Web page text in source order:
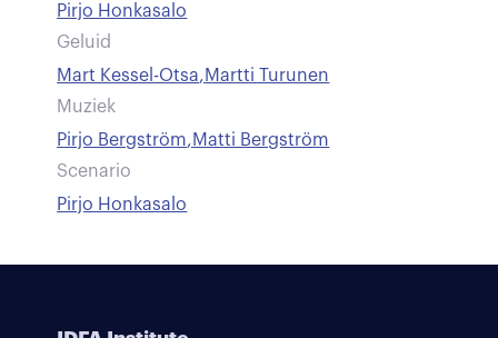
Pirjo Honkasalo
Geluid
Mart Kessel-Otsa,Martti Turunen
Muziek
Pirjo Bergström,Matti Bergström
Scenario
Pirjo Honkasalo